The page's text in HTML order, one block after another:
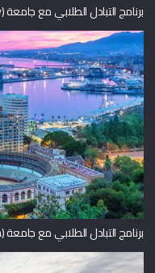
برنامج التبادل الطلابي مع جامعة (Middle East Technical University) في تركيا
برنامج التبادل الطلابي مع جامعة (University of Malaga) في اسبانيا